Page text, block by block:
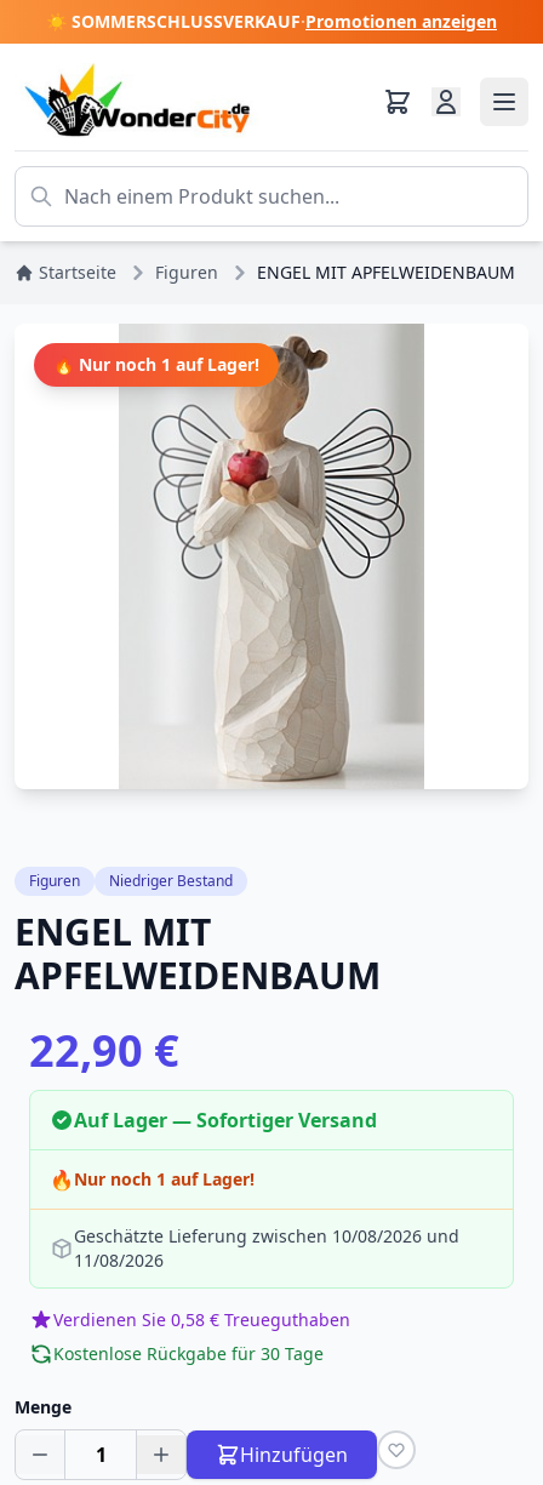
☀️ SOMMERSCHLUSSVERKAUF·Promotionen anzeigen
Startseite Figuren ENGEL MIT APFELWEIDENBAUM
🔥 Nur noch 1 auf Lager!
Figuren Niedriger Bestand
ENGEL MIT
APFELWEIDENBAUM
22,90 €
Auf Lager — Sofortiger Versand
🔥 Nur noch 1 auf Lager!
Geschätzte Lieferung zwischen 10/08/2026 und
11/08/2026
Verdienen Sie 0,58 € Treueguthaben
Kostenlose Rückgabe für 30 Tage
Menge
1 Hinzufügen